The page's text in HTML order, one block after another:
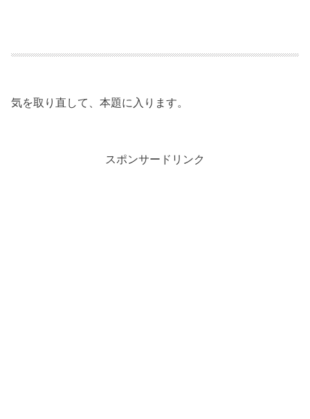
気を取り直して、本題に入ります。
スポンサードリンク